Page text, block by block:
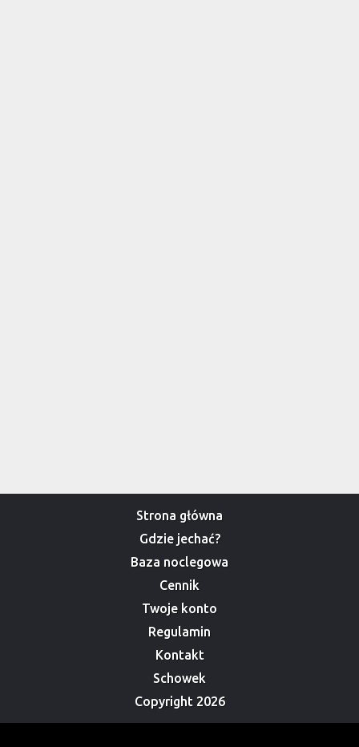
Strona główna
Gdzie jechać?
Baza noclegowa
Cennik
Twoje konto
Regulamin
Kontakt
Schowek
Copyright 2026